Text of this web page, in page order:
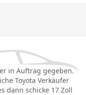
in Auftrag gegeben.
Toyota Verkäufer
dann schicke 17 Zoll